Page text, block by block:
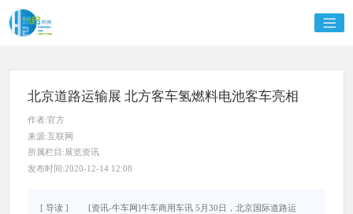
北京道路运输展 北方客车氢燃料电池客车亮相
作者:官方
来源:互联网
所属栏目:展览资讯
发布时间:2020-12-14 12:08
[ 导读 ] [资讯-牛车网]牛车商用车讯 5月30日，北京国际道路运